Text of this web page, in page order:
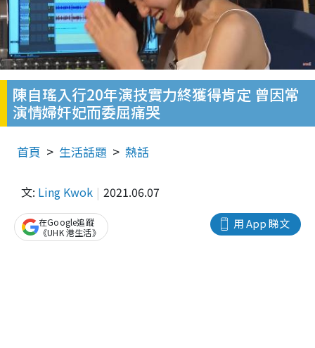
陳自瑤入行20年演技實力終獲得肯定 曾因常
演情婦奸妃而委屈痛哭
首頁 生活話題 熱話
文: Ling Kwok 2021.06.07
用 App 睇文
在Google追蹤
《UHK 港生活》